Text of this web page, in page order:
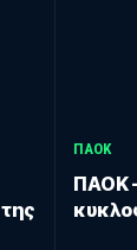
ΠΑΟΚ
ΠΑΟΚ